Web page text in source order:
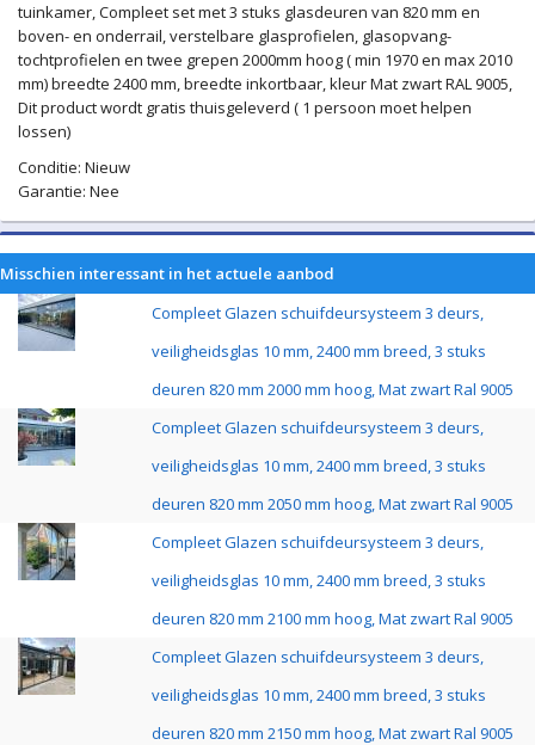
tuinkamer, Compleet set met 3 stuks glasdeuren van 820 mm en
boven- en onderrail, verstelbare glasprofielen, glasopvang-
tochtprofielen en twee grepen 2000mm hoog ( min 1970 en max 2010
mm) breedte 2400 mm, breedte inkortbaar, kleur Mat zwart RAL 9005,
Dit product wordt gratis thuisgeleverd ( 1 persoon moet helpen
lossen)
Conditie: Nieuw
Garantie: Nee
Misschien interessant in het actuele aanbod
Compleet Glazen schuifdeursysteem 3 deurs,
veiligheidsglas 10 mm, 2400 mm breed, 3 stuks
deuren 820 mm 2000 mm hoog, Mat zwart Ral 9005
Compleet Glazen schuifdeursysteem 3 deurs,
veiligheidsglas 10 mm, 2400 mm breed, 3 stuks
deuren 820 mm 2050 mm hoog, Mat zwart Ral 9005
Compleet Glazen schuifdeursysteem 3 deurs,
veiligheidsglas 10 mm, 2400 mm breed, 3 stuks
deuren 820 mm 2100 mm hoog, Mat zwart Ral 9005
Compleet Glazen schuifdeursysteem 3 deurs,
veiligheidsglas 10 mm, 2400 mm breed, 3 stuks
deuren 820 mm 2150 mm hoog, Mat zwart Ral 9005